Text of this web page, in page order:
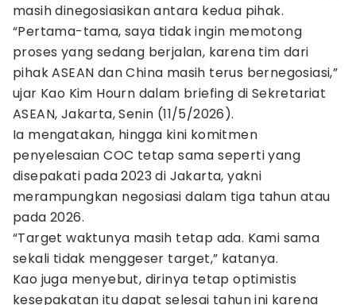
masih dinegosiasikan antara kedua pihak.
“Pertama-tama, saya tidak ingin memotong
proses yang sedang berjalan, karena tim dari
pihak ASEAN dan China masih terus bernegosiasi,”
ujar Kao Kim Hourn dalam briefing di Sekretariat
ASEAN, Jakarta, Senin (11/5/2026).
Ia mengatakan, hingga kini komitmen
penyelesaian COC tetap sama seperti yang
disepakati pada 2023 di Jakarta, yakni
merampungkan negosiasi dalam tiga tahun atau
pada 2026.
“Target waktunya masih tetap ada. Kami sama
sekali tidak menggeser target,” katanya.
Kao juga menyebut, dirinya tetap optimistis
kesepakatan itu dapat selesai tahun ini karena